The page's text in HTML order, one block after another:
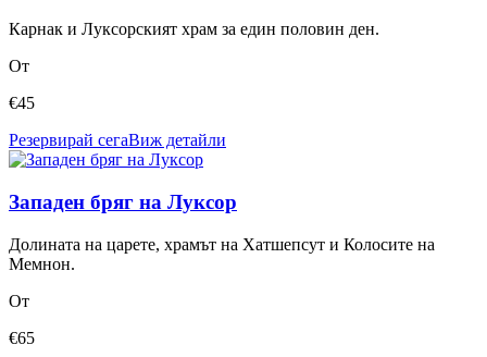
Карнак и Луксорският храм за един половин ден.
От
€45
Резервирай сегаВиж детайли
Западен бряг на Луксор
Долината на царете, храмът на Хатшепсут и Колосите на
Мемнон.
От
€65